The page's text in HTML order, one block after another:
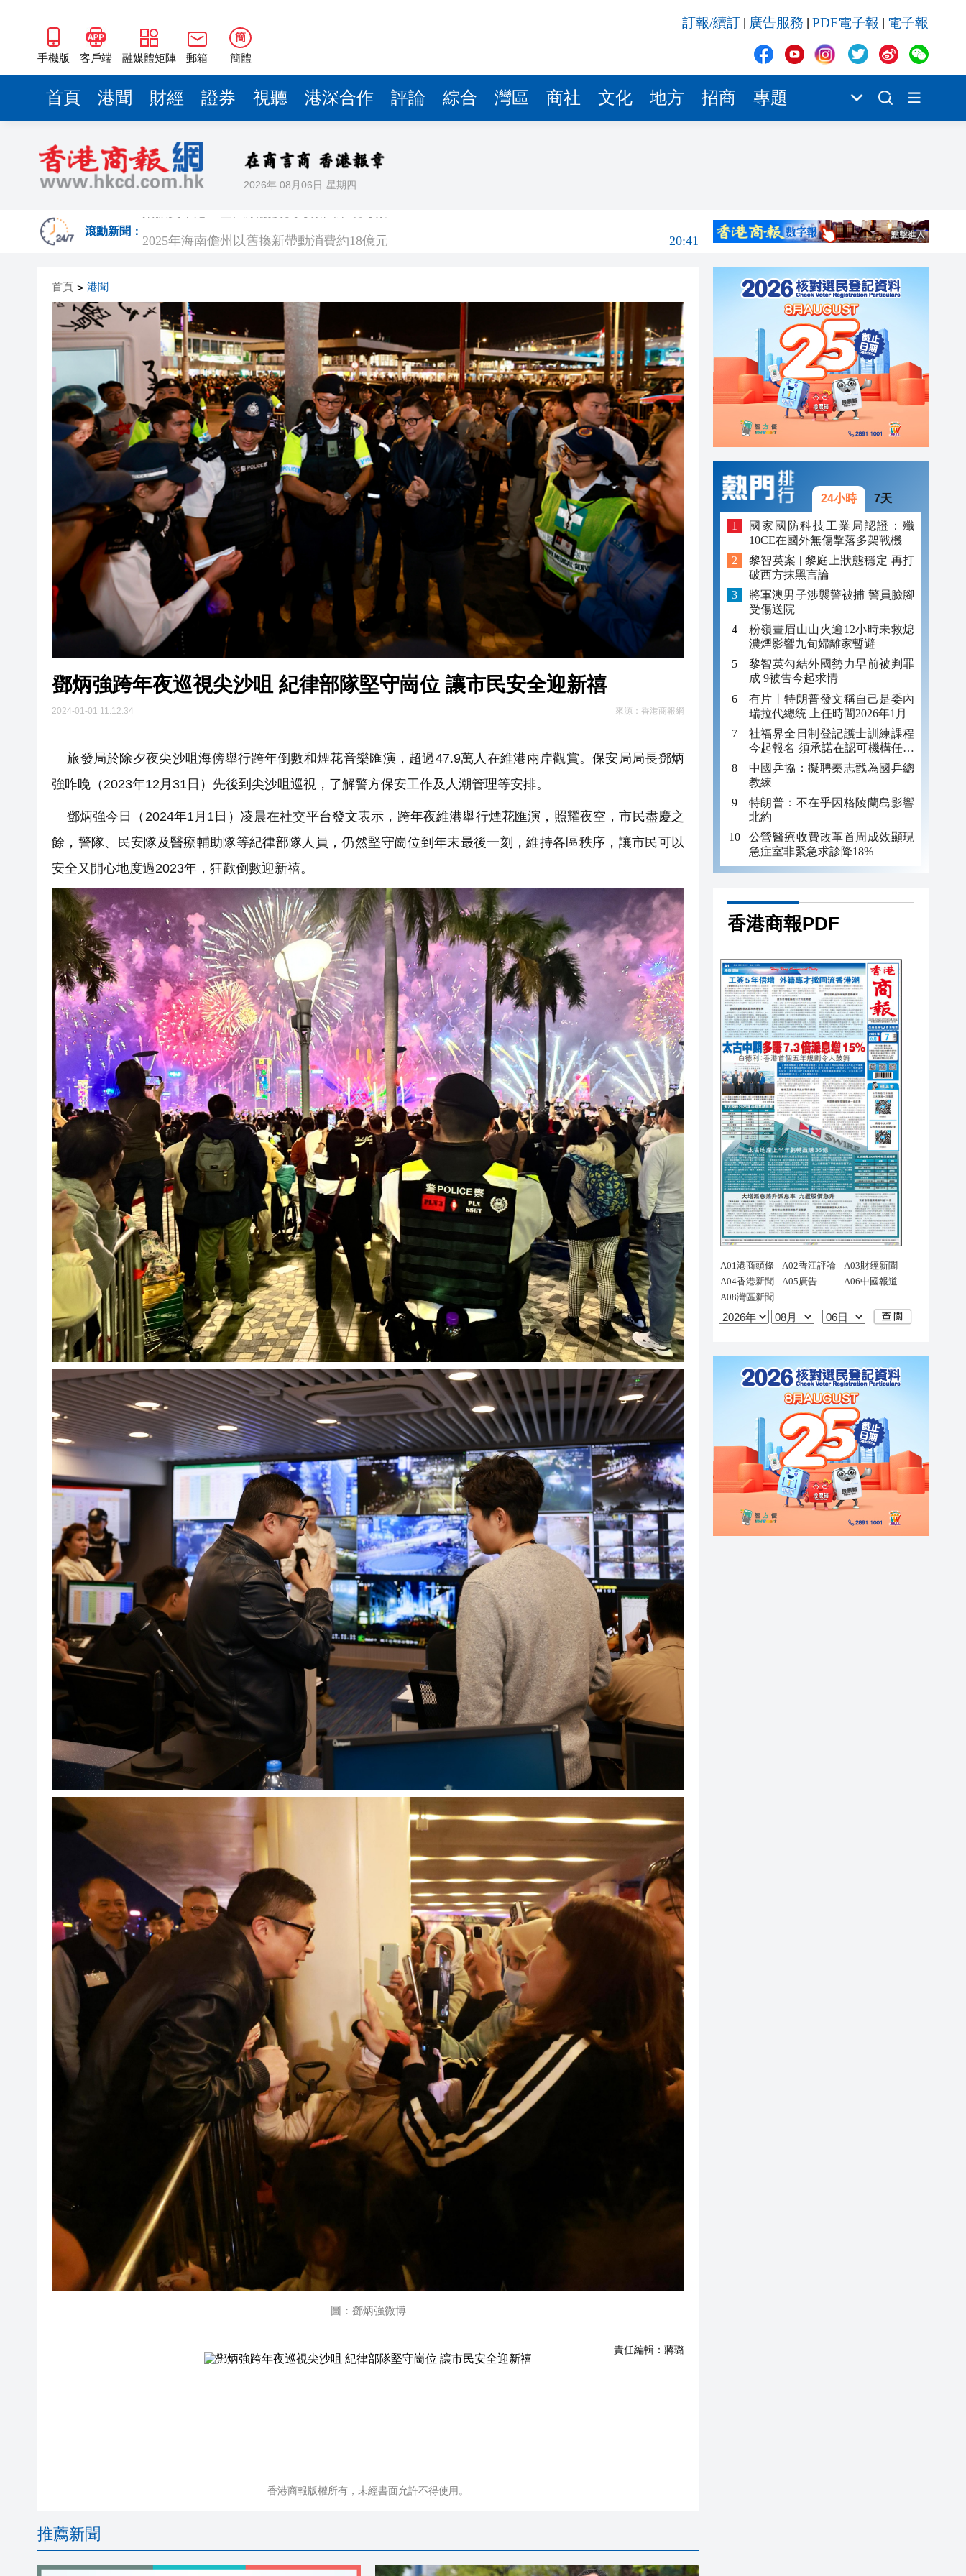
手機版 客戶端 融媒體矩陣 郵箱
簡
簡體
訂報/續訂 廣告服務 PDF電子報 電子報
首頁 港聞 財經 證券 視聽 港深合作 評論 綜合 灣區 商社 文化 地方 招商 專題
2026年 08月06日 星期四
滾動新聞：
山東26戶省屬國企去年合計營收2.58萬億 利潤總額近936億
20:40
瀋陽鐵西校園閱讀活動解鎖閱讀新玩法
黎智英案｜吳良好：依法公正處理黎智英求情 罪證如山豈能妄想輕判
21:08
50餘位頂尖專家共話時代命題
海南澄邁文儒煥新升級 五組數據見證文儒沉香從傳統邁向現代
2025年海南儋州以舊換新帶動消費約18億元
黎智英案｜吳良好：依法公正處理黎智英求情 罪證如山豈能妄想輕判
21:08
騰出更多時間專注做好宏福苑火災獨立委員會工作 特首暫停3項公職委任
21:04
50餘位頂尖專家共話時代命題
20:55
海南澄邁文儒煥新升級 五組數據見證文儒沉香從傳統邁向現代
20:42
梁振英率港區全國政協委員考察團來瓊考察
20:42
2025年海南儋州以舊換新帶動消費約18億元
20:41
山東26戶省屬國企去年合計營收2.58萬億 利潤總額近936億
20:40
瀋陽鐵西校園閱讀活動解鎖閱讀新玩法
20:39
首頁 > 港聞
鄧炳強跨年夜巡視尖沙咀 紀律部隊堅守崗位 讓市民安全迎新禧
2024-01-01 11:12:34 來源： 香港商報網
旅發局於除夕夜尖沙咀海傍舉行跨年倒數和煙花音樂匯演，超過47.9萬人在維港兩岸觀賞。保安局局長鄧炳
強昨晚（2023年12月31日）先後到尖沙咀巡視，了解警方保安工作及人潮管理等安排。
鄧炳強今日（2024年1月1日）凌晨在社交平台發文表示，跨年夜維港舉行煙花匯演，照耀夜空，市民盡慶之
餘，警隊、民安隊及醫療輔助隊等紀律部隊人員，仍然堅守崗位到年末最後一刻，維持各區秩序，讓市民可以
安全又開心地度過2023年，狂歡倒數迎新禧。
圖：鄧炳強微博
責任編輯： 蔣璐
香港商報版權所有，未經書面允許不得使用。
推薦新聞
24小時 7天
國家國防科技工業局認證：殲
10CE在國外無傷擊落多架戰機
黎智英案 | 黎庭上狀態穩定 再打
破西方抹黑言論
將軍澳男子涉襲警被捕 警員臉腳
受傷送院
粉嶺畫眉山山火逾12小時未救熄
濃煙影響九旬婦離家暫避
黎智英勾結外國勢力早前被判罪
成 9被告今起求情
有片丨特朗普發文稱自己是委內
瑞拉代總統 上任時間2026年1月
社福界全日制登記護士訓練課程
今起報名 須承諾在認可機構任職
至少三年
中國乒協：擬聘秦志戩為國乒總
教練
特朗普：不在乎因格陵蘭島影響
北約
公營醫療收費改革首周成效顯現
急症室非緊急求診降18%
香港商報PDF